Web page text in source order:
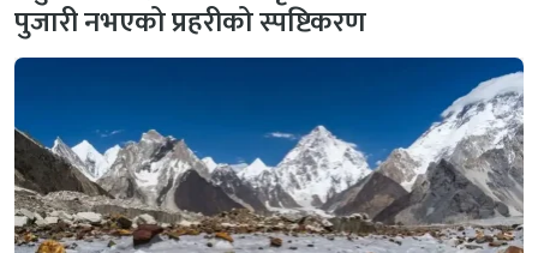
पुजारी नभएको प्रहरीको स्पष्टिकरण